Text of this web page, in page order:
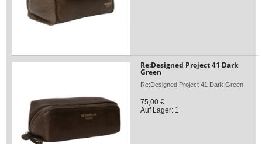
Re:Designed Project 41 Dark
Green
Re:Designed Project 41 Dark Green
75,00 €
Auf Lager: 1